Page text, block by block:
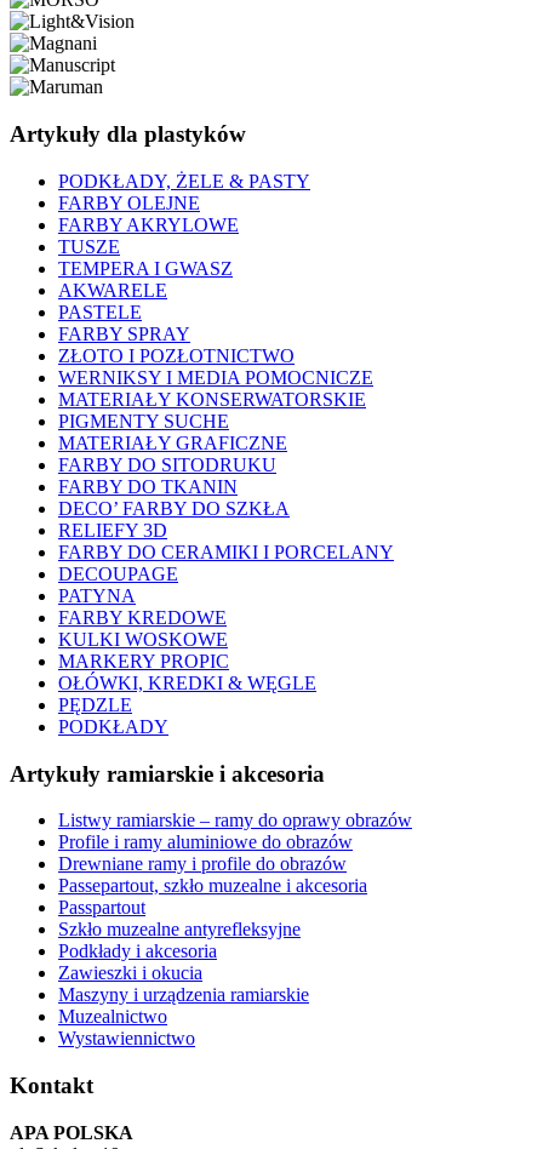
Artykuły dla plastyków
PODKŁADY, ŻELE & PASTY
FARBY OLEJNE
FARBY AKRYLOWE
TUSZE
TEMPERA I GWASZ
AKWARELE
PASTELE
FARBY SPRAY
ZŁOTO I POZŁOTNICTWO
WERNIKSY I MEDIA POMOCNICZE
MATERIAŁY KONSERWATORSKIE
PIGMENTY SUCHE
MATERIAŁY GRAFICZNE
FARBY DO SITODRUKU
FARBY DO TKANIN
DECO’ FARBY DO SZKŁA
RELIEFY 3D
FARBY DO CERAMIKI I PORCELANY
DECOUPAGE
PATYNA
FARBY KREDOWE
KULKI WOSKOWE
MARKERY PROPIC
OŁÓWKI, KREDKI & WĘGLE
PĘDZLE
PODKŁADY
Artykuły ramiarskie i akcesoria
Listwy ramiarskie – ramy do oprawy obrazów
Profile i ramy aluminiowe do obrazów
Drewniane ramy i profile do obrazów
Passepartout, szkło muzealne i akcesoria
Passpartout
Szkło muzealne antyrefleksyjne
Podkłady i akcesoria
Zawieszki i okucia
Maszyny i urządzenia ramiarskie
Muzealnictwo
Wystawiennictwo
Kontakt
APA POLSKA